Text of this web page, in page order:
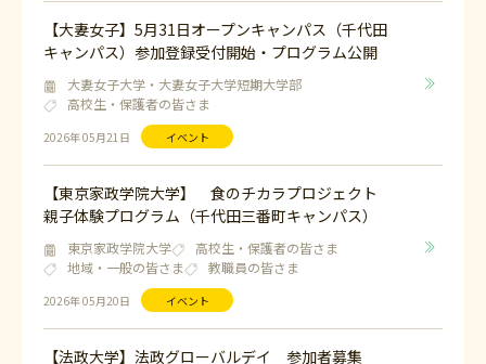
2026年 05月21日 イベント
【大妻女子】5月31日オープンキャンパス（千代田
キャンパス）参加登録受付開始・プログラム公開
大妻女子大学・大妻女子大学短期大学部
高校生・保護者の皆さま
2026年 05月20日 イベント
【東京家政学院大学】 食のチカラプロジェクト
親子体験プログラム（千代田三番町キャンパス）
東京家政学院大学
高校生・保護者の皆さま
地域・一般の皆さま
教職員の皆さま
【法政大学】法政グローバルデイ 参加者募集